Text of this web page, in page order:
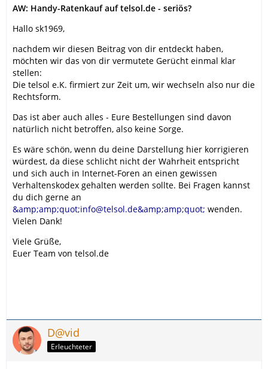
AW: Handy-Ratenkauf auf telsol.de - seriös?
Hallo sk1969,
nachdem wir diesen Beitrag von dir entdeckt haben,
möchten wir das von dir vermutete Gerücht einmal klar
stellen:
Die telsol e.K. firmiert zur Zeit um, wir wechseln also nur die
Rechtsform.
Das ist aber auch alles - Eure Bestellungen sind davon
natürlich nicht betroffen, also keine Sorge.
Es wäre schön, wenn du deine Darstellung hier korrigieren
würdest, da diese schlicht nicht der Wahrheit entspricht
und sich auch in Internet-Foren an einen gewissen
Verhaltenskodex gehalten werden sollte. Bei Fragen kannst
du dich gerne an
&amp;amp;quot;info@telsol.de&amp;amp;quot; wenden.
Vielen Dank!
Viele Grüße,
Euer Team von telsol.de
D@vid
Erleuchteter